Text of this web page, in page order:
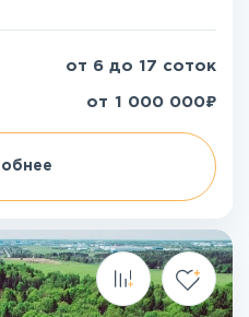
от 6 до 17 соток
от 1 000 000₽